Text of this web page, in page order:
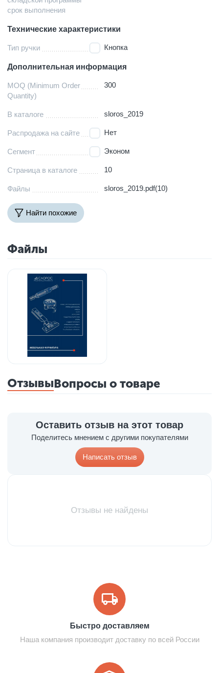
срок выполнения
Технические характеристики
Тип ручки Кнопка
Дополнительная информация
MOQ (Minimum Order
Quantity)
300
В каталоге sloros_2019
Распродажа на сайте Нет
Сегмент Эконом
Страница в каталоге 10
Файлы sloros_2019.pdf(10)
Найти похожие
Файлы
ОтзывыВопросы о товаре
Оставить отзыв на этот товар
Поделитесь мнением с другими покупателями
Написать отзыв
Отзывы не найдены
Быстро доставляем
Наша компания производит доставку по всей России